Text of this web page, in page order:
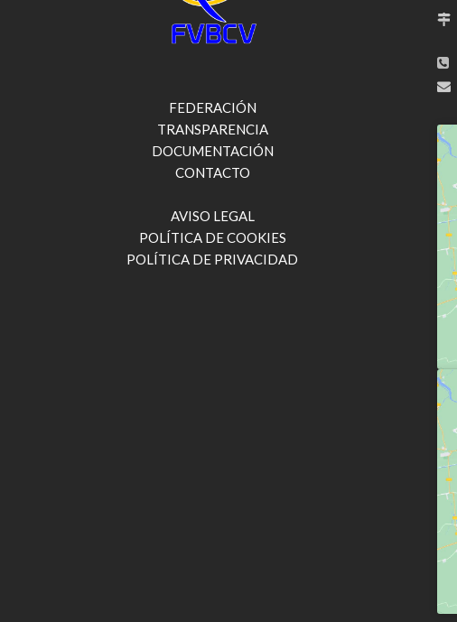
FEDERACIÓN
TRANSPARENCIA
DOCUMENTACIÓN
CONTACTO
AVISO LEGAL
POLÍTICA DE COOKIES
POLÍTICA DE PRIVACIDAD